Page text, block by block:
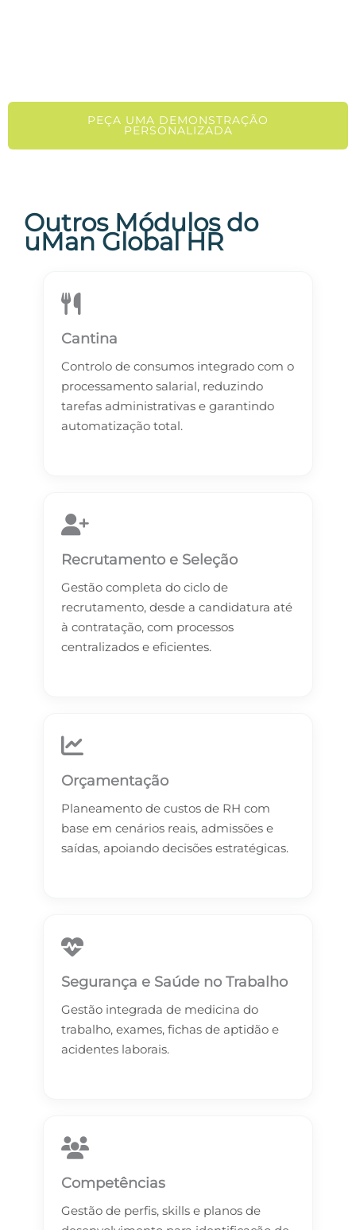
PEÇA UMA DEMONSTRAÇÃO
PERSONALIZADA
Outros Módulos do
uMan Global HR
Cantina
Controlo de consumos integrado com o
processamento salarial, reduzindo
tarefas administrativas e garantindo
automatização total.
Recrutamento e Seleção
Gestão completa do ciclo de
recrutamento, desde a candidatura até
à contratação, com processos
centralizados e eficientes.
Orçamentação
Planeamento de custos de RH com
base em cenários reais, admissões e
saídas, apoiando decisões estratégicas.
Segurança e Saúde no Trabalho
Gestão integrada de medicina do
trabalho, exames, fichas de aptidão e
acidentes laborais.
Competências
Gestão de perfis, skills e planos de